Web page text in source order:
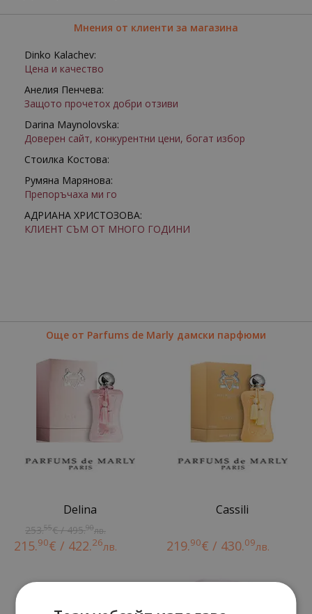
Мнения от клиенти за магазина
Dinko Kalachev:
Цена и качество
Анелия Пенчева:
Защото прочетох добри отзиви
Darina Maynolovska:
Доверен сайт, конкурентни цени, богат избор
Стоилка Костова:
Румяна Марянова:
Препоръчаха ми го
АДРИАНА ХРИСТОЗОВА:
КЛИЕНТ СЪМ ОТ МНОГО ГОДИНИ
Още от Parfums de Marly дамски парфюми
Delina
253.55€ / 495.90лв.
215.90€ / 422.26лв.
Cassili
219.90€ / 430.09лв.